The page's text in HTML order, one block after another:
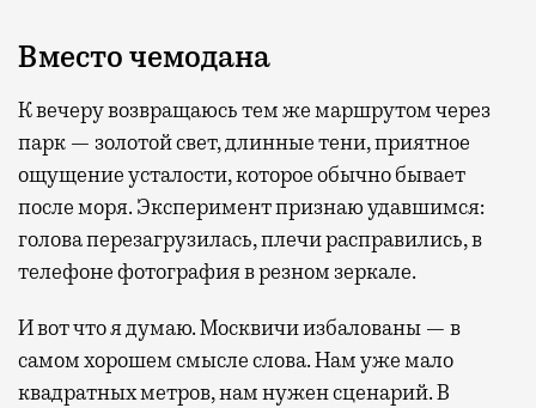
Вместо чемодана
К вечеру возвращаюсь тем же маршрутом через
парк — золотой свет, длинные тени, приятное
ощущение усталости, которое обычно бывает
после моря. Эксперимент признаю удавшимся:
голова перезагрузилась, плечи расправились, в
телефоне фотография в резном зеркале.
И вот что я думаю. Москвичи избалованы — в
самом хорошем смысле слова. Нам уже мало
квадратных метров, нам нужен сценарий. В